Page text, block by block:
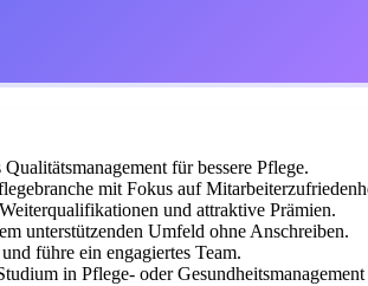
für bessere Pflege.
mit Fokus auf
und attraktive Prämien.
unterstützenden Umfeld ohne Anschreiben.
führe ein engagiertes Team.
in Pflege- oder